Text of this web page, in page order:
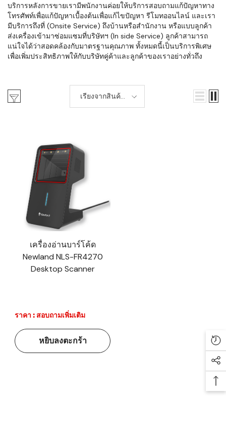
บริการหลังการขายเรามีพนักงานค่อยให้บริการสอบถามแก้ปัญหาทาง
โทรศัพท์เพื่อแก้ปัญหาเบื้องต้นเพื่อแก้ไขปัญหา รีโมทออนไลน์ และเรา
มีบริการถึงที่ (Onsite Service) ถึงบ้านหรือสำนักงาน หรือแบบลูกค้า
ส่งเครื่องเข้ามาซ่อมแซมที่บริษัทฯ (In side Service) ลูกค้าสามารถ
แน่ใจได้ว่าสอดคล้องกับมาตรฐานคุณภาพ ทั้งหมดนี้เป็นบริการพิเศษ
เพื่อเพิ่มประสิทธิภาพให้กับบริษัทคู่ค้าและลูกค้าของเราอย่างทั่วถึง
เรียงจากสินค้า
ใหม่-เก่า
เครื่องอ่านบาร์โค้ด
Newland NLS-FR4270
Desktop Scanner
ราคา : สอบถามเพิ่มเติม
หยิบลงตะกร้า